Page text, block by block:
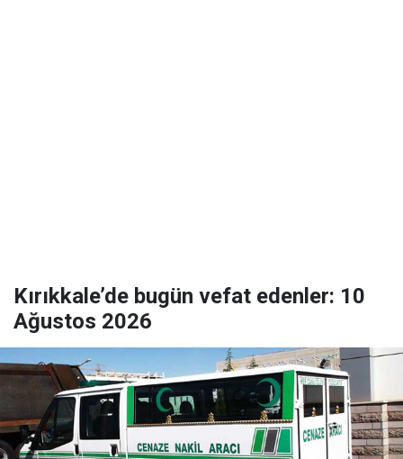
Kırıkkale’de bugün vefat edenler: 10
Ağustos 2026